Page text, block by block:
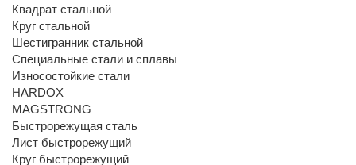
Квадрат стальной
Круг стальной
Шестигранник стальной
Специальные стали и сплавы
Износостойкие стали
HARDOX
MAGSTRONG
Быстрорежущая сталь
Лист быстрорежущий
Круг быстрорежущий